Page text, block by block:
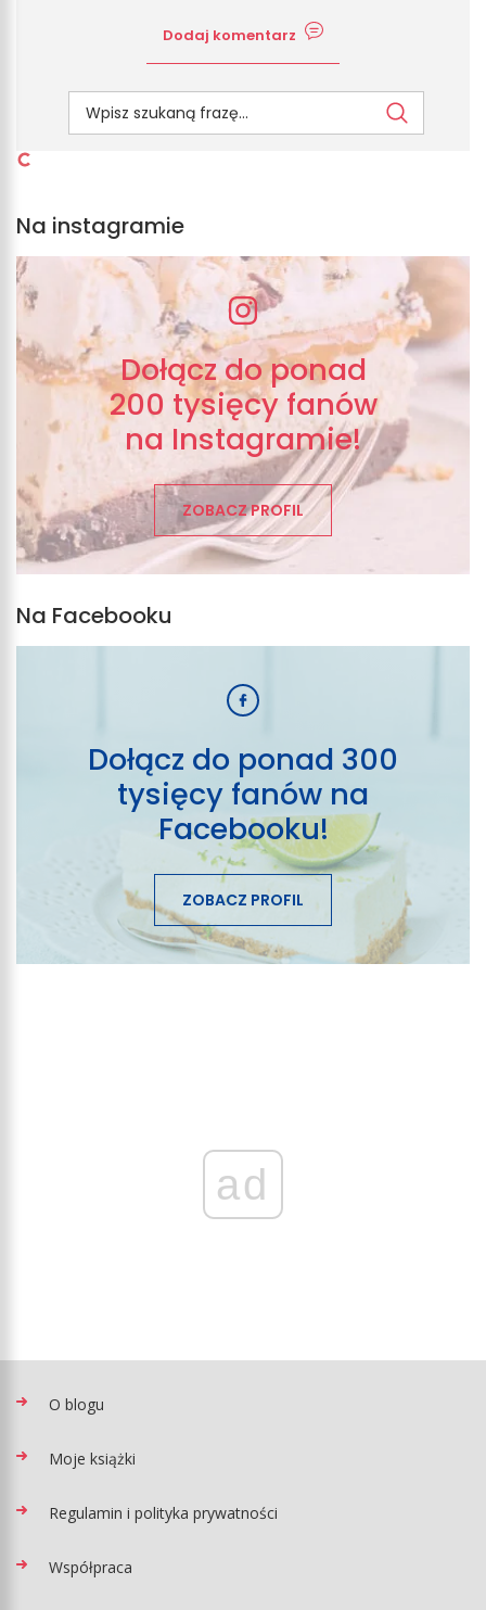
Dodaj komentarz
Na instagramie
Dołącz do ponad
200 tysięcy fanów
na Instagramie!
ZOBACZ PROFIL
Na Facebooku
Dołącz do ponad 300
tysięcy fanów na
Facebooku!
ZOBACZ PROFIL
ad
O blogu
Moje książki
Regulamin i polityka prywatności
Współpraca